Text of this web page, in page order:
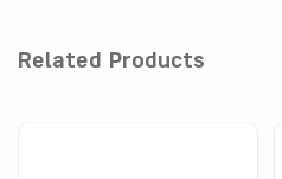
Related Products